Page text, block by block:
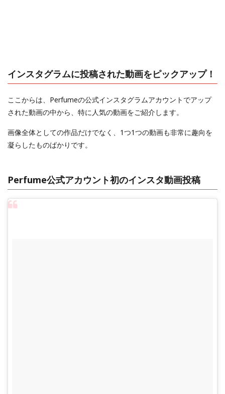
インスタグラムに投稿された動画をピックアップ！
ここからは、Perfumeの公式インスタグラムアカウントでアップ
された動画の中から、特に人気の動画をご紹介します。
画像全体としての作品だけでなく、1つ1つの動画も非常に趣向を
凝らしたものばかりです。
Perfume公式アカウント初のインスタ動画投稿